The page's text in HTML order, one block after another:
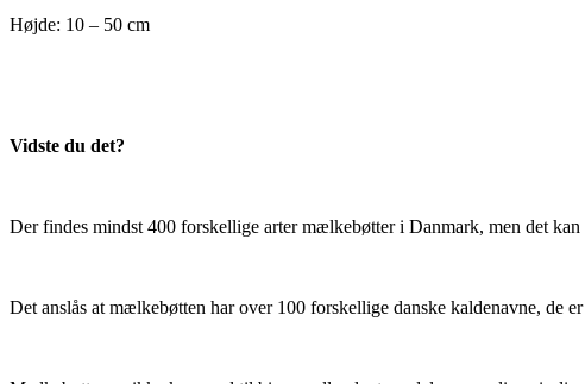
Højde: 10 – 50 cm
Vidste du det?
Der findes mindst 400 forskellige arter mælkebøtter i Danmark, men det
Det anslås at mælkebøtten har over 100 forskellige danske kaldenavne, de er